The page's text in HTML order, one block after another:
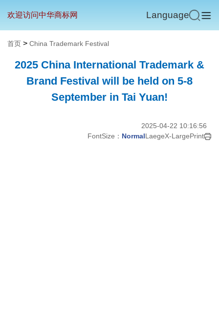
欢迎访问中华商标网 Language
首页 > China Trademark Festival
2025 China International Trademark &
Brand Festival will be held on 5-8
September in Tai Yuan!
2025-04-22 10:16:56
FontSize： NormalLaegeX-LargePrint